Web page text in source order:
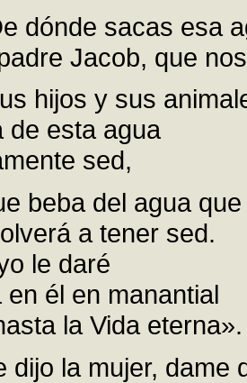
dónde sacas esa
Jacob, que
hijos y sus
de esta agua
sed,
beba del agua
a tener sed.
le daré
él en manantial
la Vida eterna».
dijo la mujer,